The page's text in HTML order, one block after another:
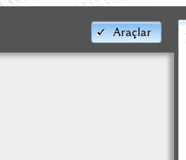
Araçlar